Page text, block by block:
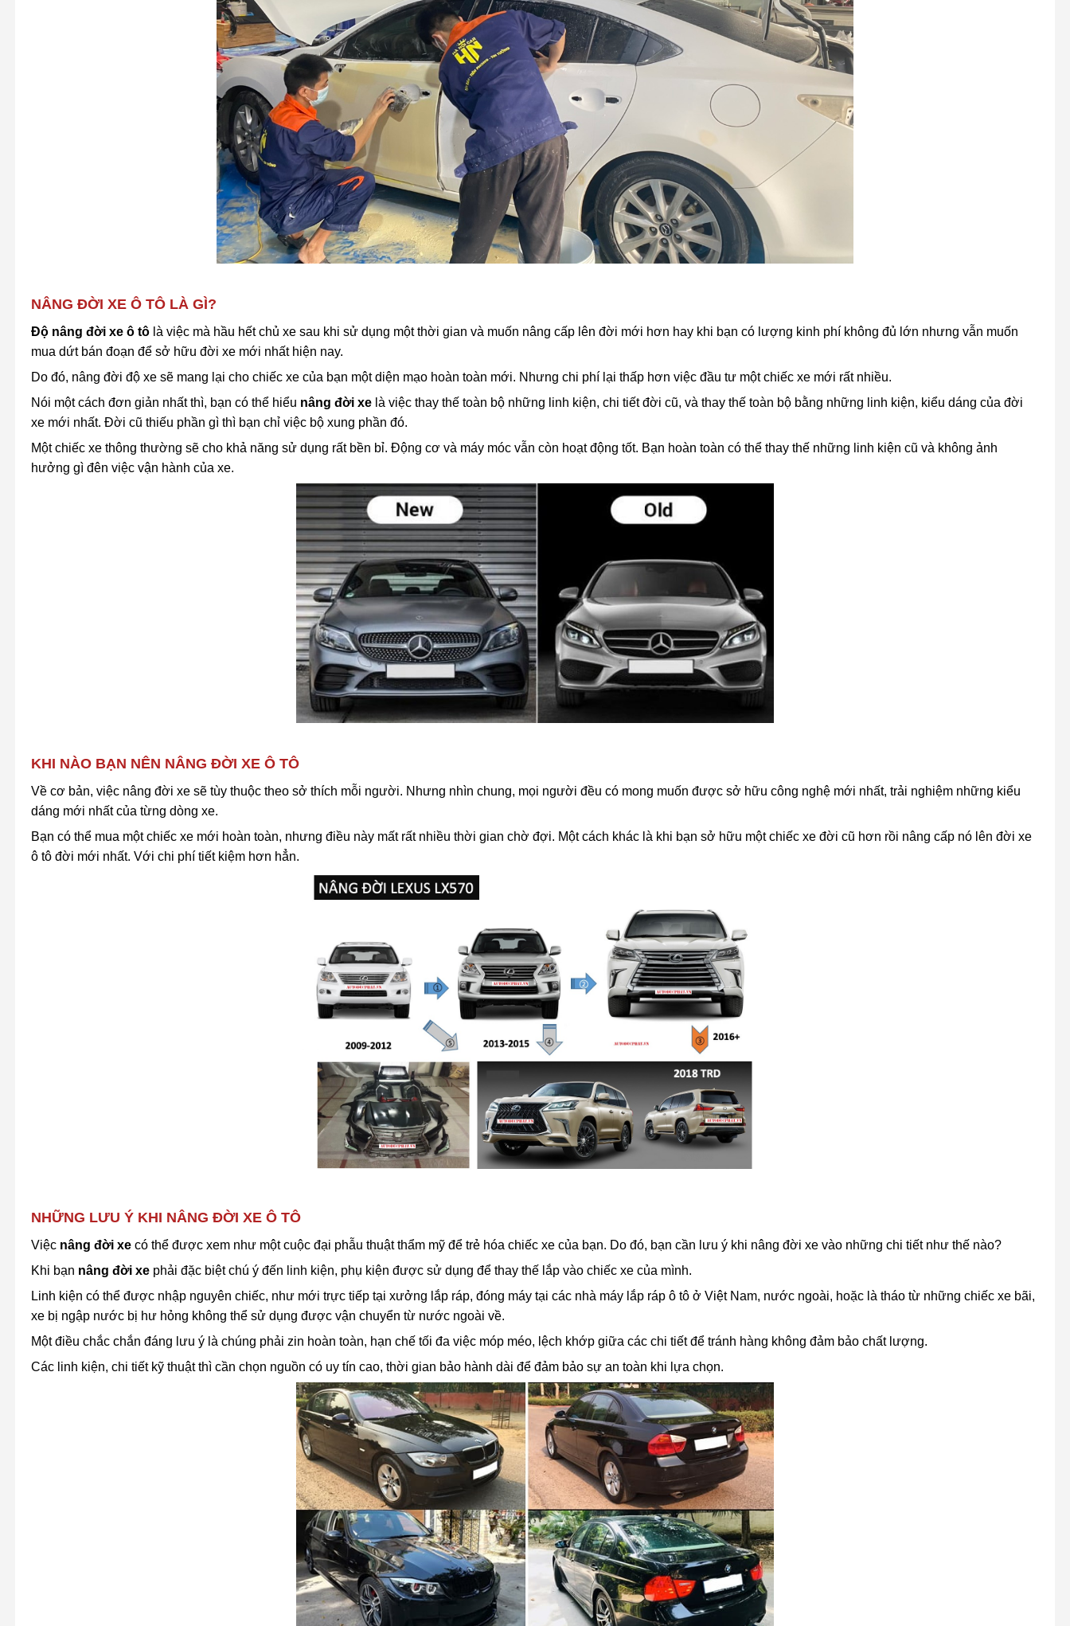
NÂNG ĐỜI XE Ô TÔ LÀ GÌ?
Độ nâng đời xe ô tô là việc mà hầu hết chủ xe sau khi sử dụng một thời gian và muốn nâng cấp lên đời mới hơn hay khi bạn có lượng kinh phí không đủ lớn nhưng vẫn muốn
mua dứt bán đoạn để sở hữu đời xe mới nhất hiện nay.
Do đó, nâng đời độ xe sẽ mang lại cho chiếc xe của bạn một diện mạo hoàn toàn mới. Nhưng chi phí lại thấp hơn việc đầu tư một chiếc xe mới rất nhiều.
Nói một cách đơn giản nhất thì, bạn có thể hiểu nâng đời xe là việc thay thế toàn bộ những linh kiện, chi tiết đời cũ, và thay thế toàn bộ bằng những linh kiện, kiểu dáng của đời
xe mới nhất. Đời cũ thiếu phần gì thì bạn chỉ việc bộ xung phần đó.
Một chiếc xe thông thường sẽ cho khả năng sử dụng rất bền bỉ. Động cơ và máy móc vẫn còn hoạt động tốt. Bạn hoàn toàn có thể thay thế những linh kiện cũ và không ảnh
hưởng gì đên việc vận hành của xe.
KHI NÀO BẠN NÊN NÂNG ĐỜI XE Ô TÔ
Về cơ bản, việc nâng đời xe sẽ tùy thuộc theo sở thích mỗi người. Nhưng nhìn chung, mọi người đều có mong muốn được sở hữu công nghệ mới nhất, trải nghiệm những kiểu
dáng mới nhất của từng dòng xe.
Bạn có thể mua một chiếc xe mới hoàn toàn, nhưng điều này mất rất nhiều thời gian chờ đợi. Một cách khác là khi bạn sở hữu một chiếc xe đời cũ hơn rồi nâng cấp nó lên đời xe
ô tô đời mới nhất. Với chi phí tiết kiệm hơn hẳn.
NHỮNG LƯU Ý KHI NÂNG ĐỜI XE Ô TÔ
Việc nâng đời xe có thể được xem như một cuộc đại phẫu thuật thẩm mỹ để trẻ hóa chiếc xe của bạn. Do đó, bạn cần lưu ý khi nâng đời xe vào những chi tiết như thế nào?
Khi bạn nâng đời xe phải đặc biệt chú ý đến linh kiện, phụ kiện được sử dụng để thay thế lắp vào chiếc xe của mình.
Linh kiện có thể được nhập nguyên chiếc, như mới trực tiếp tại xưởng lắp ráp, đóng máy tại các nhà máy lắp ráp ô tô ở Việt Nam, nước ngoài, hoặc là tháo từ những chiếc xe bãi,
xe bị ngập nước bị hư hỏng không thể sử dụng được vận chuyển từ nước ngoài về.
Một điều chắc chắn đáng lưu ý là chúng phải zin hoàn toàn, hạn chế tối đa việc móp méo, lệch khớp giữa các chi tiết để tránh hàng không đảm bảo chất lượng.
Các linh kiện, chi tiết kỹ thuật thì cần chọn nguồn có uy tín cao, thời gian bảo hành dài để đảm bảo sự an toàn khi lựa chọn.